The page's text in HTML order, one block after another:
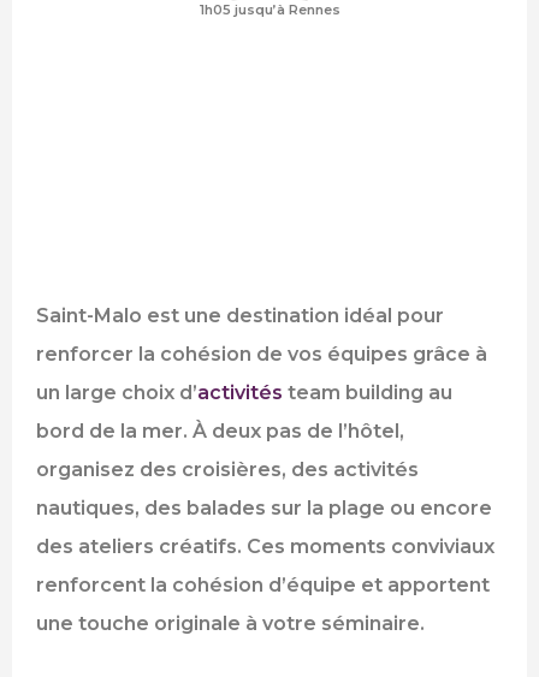
1h05 jusqu’à Rennes
Saint-Malo est une destination idéal pour
renforcer la cohésion de vos équipes grâce à
un large choix d’activités team building au
bord de la mer. À deux pas de l’hôtel,
organisez des croisières, des activités
nautiques, des balades sur la plage ou encore
des ateliers créatifs. Ces moments conviviaux
renforcent la cohésion d’équipe et apportent
une touche originale à votre séminaire.